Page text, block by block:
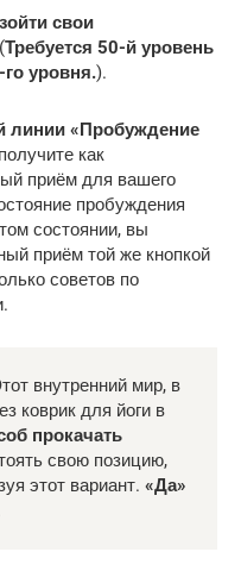
свои
Требуется 50-й уровень
уровня.).
линии «Пробуждение
как
приём для вашего
пробуждения
состоянии, вы
приём той же кнопкой
советов по
внутренний мир, в
коврик для йоги в
прокачать
свою позицию,
этот вариант. «Да»